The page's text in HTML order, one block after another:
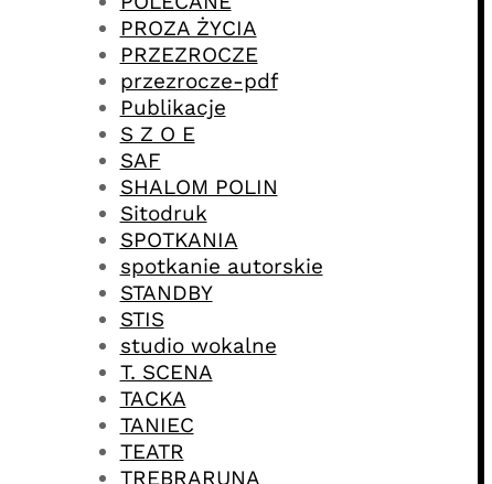
PROZA ŻYCIA
PRZEZROCZE
przezrocze-pdf
Publikacje
S Z O E
SAF
SHALOM POLIN
Sitodruk
SPOTKANIA
spotkanie autorskie
STANDBY
STIS
studio wokalne
T. SCENA
TACKA
TANIEC
TEATR
TREBRARUNA